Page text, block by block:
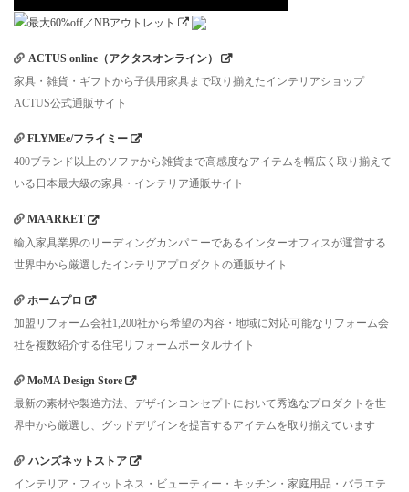
ACTUS online（アクタスオンライン）
家具・雑貨・ギフトから子供用家具まで取り揃えたインテリアショップ
ACTUS公式通販サイト
FLYMEe/フライミー
400ブランド以上のソファから雑貨まで高感度なアイテムを幅広く取り揃えて
いる日本最大級の家具・インテリア通販サイト
MAARKET
輸入家具業界のリーディングカンパニーであるインターオフィスが運営する
世界中から厳選したインテリアプロダクトの通販サイト
ホームプロ
加盟リフォーム会社1,200社から希望の内容・地域に対応可能なリフォーム会
社を複数紹介する住宅リフォームポータルサイト
MoMA Design Store
最新の素材や製造方法、デザインコンセプトにおいて秀逸なプロダクトを世
界中から厳選し、グッドデザインを提言するアイテムを取り揃えています
ハンズネットストア
インテリア・フィットネス・ビューティー・キッチン・家庭用品・バラエテ